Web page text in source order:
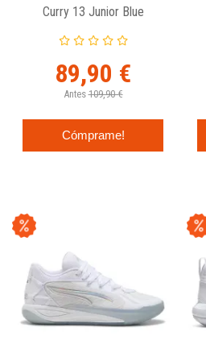
Curry 13 Junior Blue
89,90 €
Antes 109,90 €
Cómprame!